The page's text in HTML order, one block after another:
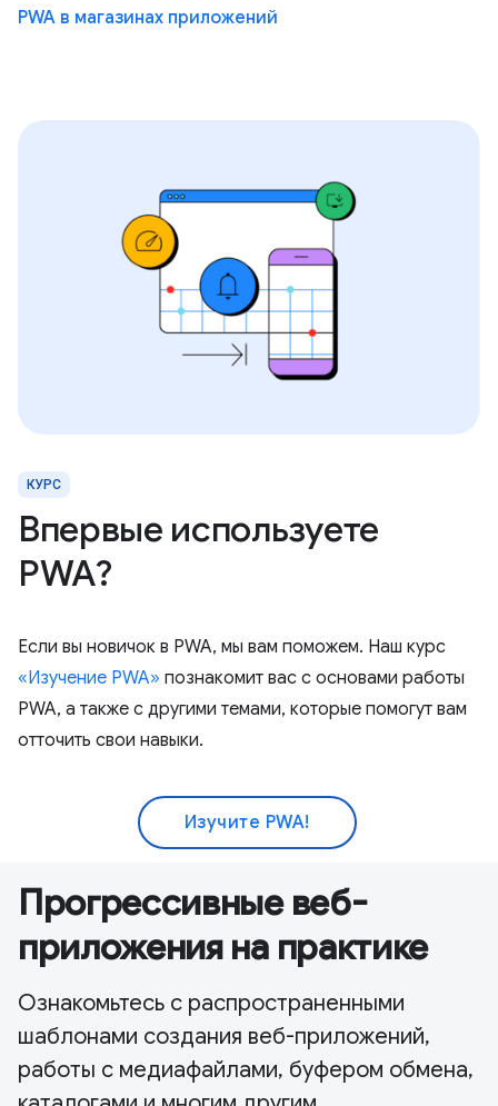
PWA в магазинах приложений
КУРС
Впервые используете
PWA?
Если вы новичок в PWA, мы вам поможем. Наш курс
«Изучение PWA» познакомит вас с основами работы
PWA, а также с другими темами, которые помогут вам
отточить свои навыки.
Изучите PWA!
Прогрессивные веб-
приложения на практике
Ознакомьтесь с распространенными
шаблонами создания веб-приложений,
работы с медиафайлами, буфером обмена,